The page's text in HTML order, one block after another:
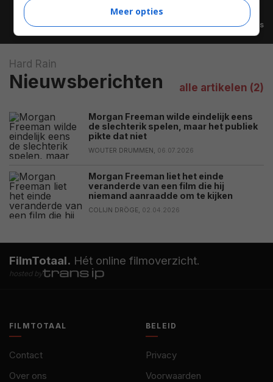
Alle video's
alle artikelen (2)
Hard Rain
Nieuwsberichten
Morgan Freeman wilde eindelijk eens
de slechterik spelen, maar het publiek
pikte dat niet
WOUTER DRUMMEN, 06.07.2026
Morgan Freeman liet het einde
veranderde van een film die hij
niemand aanraadde om te kijken
COLIJN DRÖGE, 02.04.2026
FilmTotaal. Hét online filmoverzicht.
hosted by
FILMTOTAAL
Contact
Over ons
BELEID
Privacy
Voorwaarden
Meer opties